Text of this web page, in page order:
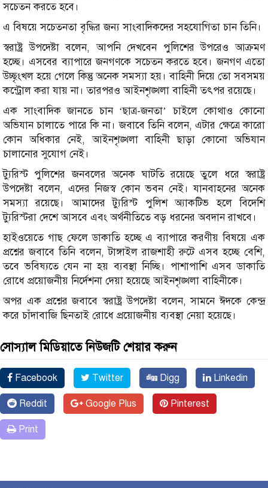
সচেতন করতে হবে।
এ বিষয়ে সচেতনতা বৃদ্ধির জন্য সাংবাদিকদের সহযোগিতা চান তিনি।
স্বরাষ্ট্র উপদেষ্টা বলেন, আপনি দেখবেন পুলিশের উপরেও আক্রমণ
হচ্ছে। এসবের ব্যাপারে জনগণকে সচেতন করতে হবে। জনগণ এতো
উচ্ছৃংখল হয়ে গেলে কিন্তু অনেক সমস্যা হয়। বাহিনী দিয়ে তো সবসময়
কন্ট্রোল করা যায় না। তারপরও আইনশৃঙ্খলা বাহিনী তৎপর রয়েছে।
এক সাংবাদিক জানতে চান ‘ছাত্র-জনতা’ চাইলে কোথাও কোনো
অভিযান চালাতে পারে কি না। জবাবে তিনি বলেন, এটার ক্ষেত্রে কারো
কোন অধিকার নেই, আইনশৃঙ্খলা বাহিনী ছাড়া কোনো অভিযান
চালানোর সুযোগ নেই।
ট্যুরিস্ট পুলিশের জনবলের অনেক ঘাটতি রয়েছে তুলে ধরে স্বরাষ্ট্র
উপদেষ্টা বলেন, এদের নিজস্ব কোন ভবন নেই। যানবাহনের অনেক
সমস্যা রয়েছে। আমাদের ট্যুরিস্ট পুলিশ অ্যাকটিভ হলে বিদেশি
ট্যুরিস্টরা দেশে আসবে এবং অর্থনীতিতে বড় ধরনের অবদান রাখবে।
হাইওয়েতে গাছ ফেলে ডাকাতি হচ্ছে এ ব্যাপারে করণীয় বিষয়ে এক
প্রশ্নের জবাবে তিনি বলেন, টাঙ্গাইল রাজশাহী রুটে এসব হচ্ছে বেশি,
তবে ভবিষ্যতে যেন না হয় ব্যবস্থা নিচ্ছি। পাশাপাশি এসব ডাকাতি
রোধে প্রয়োজনীয় নির্দেশনা দেয়া হয়েছে আইনশৃঙ্খলা বাহিনীকে।
অপর এক প্রশ্নের জবাবে স্বরাষ্ট্র উপদেষ্টা বলেন, সামনে ঈদকে কেন্দ্র
করে চাঁদাবাজি ছিনতাই রোধে প্রয়োজনীয় ব্যবস্থা নেয়া হয়েছে।
সোস্যাল মিডিয়াতে নিউজটি শেয়ার করুন
Facebook Twitter Digg Linkedin
Reddit Google Plus Pinterest
Print